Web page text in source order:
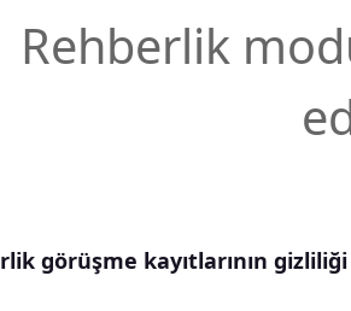
Rehberlik
görüşme kayıtlarının gizliliği